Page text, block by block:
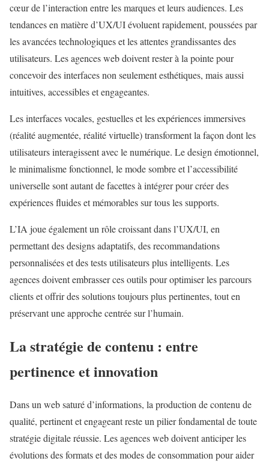
cœur de l’interaction entre les marques et leurs audiences. Les
tendances en matière d’UX/UI évoluent rapidement, poussées par
les avancées technologiques et les attentes grandissantes des
utilisateurs. Les agences web doivent rester à la pointe pour
concevoir des interfaces non seulement esthétiques, mais aussi
intuitives, accessibles et engageantes.
Les interfaces vocales, gestuelles et les expériences immersives
(réalité augmentée, réalité virtuelle) transforment la façon dont les
utilisateurs interagissent avec le numérique. Le design émotionnel,
le minimalisme fonctionnel, le mode sombre et l’accessibilité
universelle sont autant de facettes à intégrer pour créer des
expériences fluides et mémorables sur tous les supports.
L’IA joue également un rôle croissant dans l’UX/UI, en
permettant des designs adaptatifs, des recommandations
personnalisées et des tests utilisateurs plus intelligents. Les
agences doivent embrasser ces outils pour optimiser les parcours
clients et offrir des solutions toujours plus pertinentes, tout en
préservant une approche centrée sur l’humain.
La stratégie de contenu : entre
pertinence et innovation
Dans un web saturé d’informations, la production de contenu de
qualité, pertinent et engageant reste un pilier fondamental de toute
stratégie digitale réussie. Les agences web doivent anticiper les
évolutions des formats et des modes de consommation pour aider